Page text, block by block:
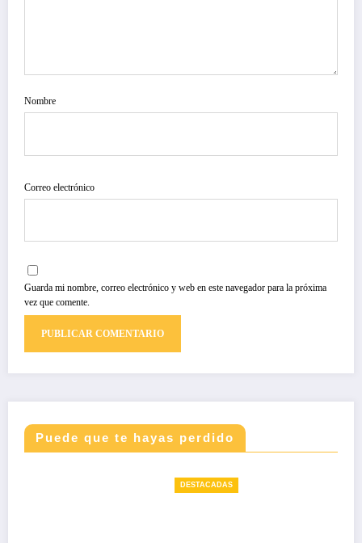
Nombre
Correo electrónico
Guarda mi nombre, correo electrónico y web en este navegador para la próxima
vez que comente.
Puede que te hayas perdido